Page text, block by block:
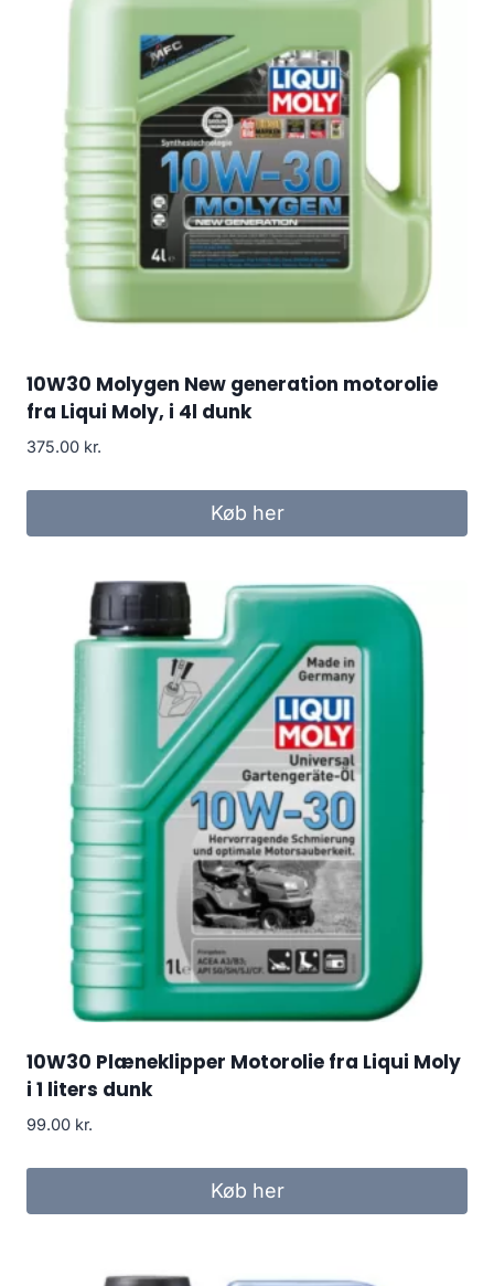
10W30 Molygen New generation motorolie
fra Liqui Moly, i 4l dunk
375.00 kr.
Køb her
10W30 Plæneklipper Motorolie fra Liqui Moly
i 1 liters dunk
99.00 kr.
Køb her